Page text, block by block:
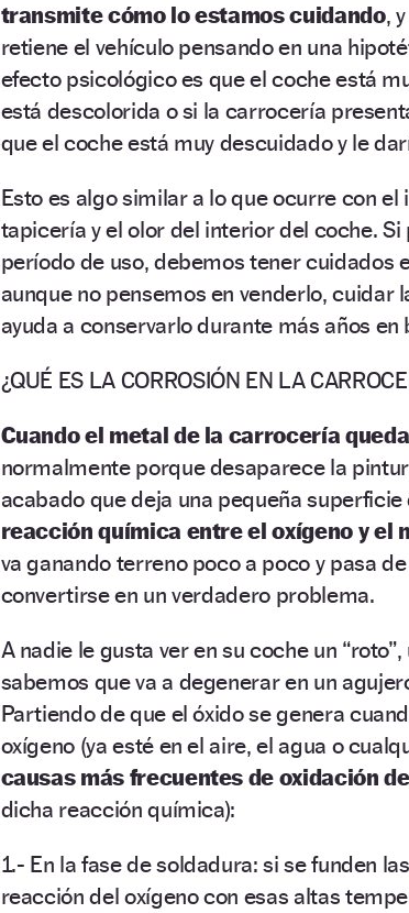
transmite cómo lo estamos cuidando,
retiene el vehículo pensando en una
efecto psicológico es que el coche está
está descolorida o si la carrocería
que el coche está muy descuidado y le
Esto es algo similar a lo que ocurre con
tapicería y el olor del interior del coche.
período de uso, debemos tener cuidados
aunque no pensemos en venderlo, cuidar
ayuda a conservarlo durante más años en
¿QUÉ ES LA CORROSIÓN EN LA
Cuando el metal de la carrocería
normalmente porque desaparece la
acabado que deja una pequeña
reacción química entre el oxígeno y el
va ganando terreno poco a poco y pasa
convertirse en un verdadero problema.
A nadie le gusta ver en su coche un
sabemos que va a degenerar en un
Partiendo de que el óxido se genera
oxígeno (ya esté en el aire, el agua o
causas más frecuentes de oxidación
dicha reacción química):
1.- En la fase de soldadura: si se funden
reacción del oxígeno con esas altas